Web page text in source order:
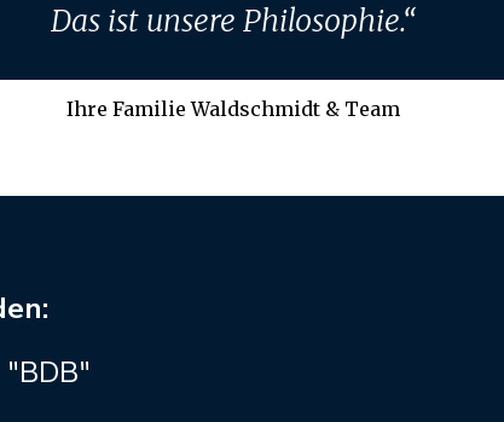
Das ist unsere Philosophie.“
Ihre Familie Waldschmidt & Team